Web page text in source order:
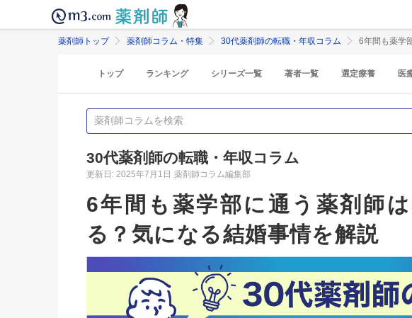
薬剤師トップ 薬剤師コラム・特集 30代薬剤師の転職・年収コラム 6年間も薬学
トップ ランキング シリーズ一覧 著者一覧 選定療養 医
30代薬剤師の転職・年収コラム
更新日: 2025年7月1日 薬剤師コラム編集部
6年間も薬学部に通う薬剤師
る？気になる結婚事情を解説